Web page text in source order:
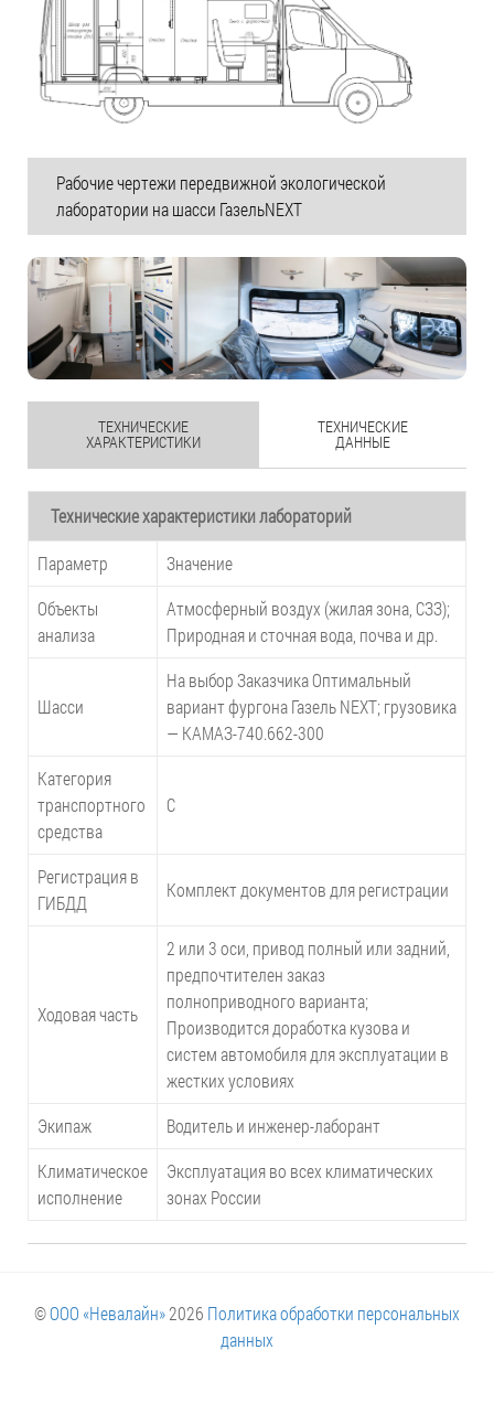
Рабочие чертежи передвижной экологической
лаборатории на шасси ГазельNEXT
ТЕХНИЧЕСКИЕ
ХАРАКТЕРИСТИКИ
ТЕХНИЧЕСКИЕ
ДАННЫЕ
Технические характеристики лабораторий
Параметр
Значение
Объекты
анализа
Атмосферный воздух (жилая зона, СЗЗ);
Природная и сточная вода, почва и др.
Шасси
На выбор Заказчика Оптимальный
вариант фургона Газель NEXT; грузовика
— КАМАЗ-740.662-300
Категория
транспортного
средства
C
Регистрация в
ГИБДД
Комплект документов для регистрации
Ходовая часть
2 или 3 оси, привод полный или задний,
предпочтителен заказ
полноприводного варианта;
Производится доработка кузова и
систем автомобиля для эксплуатации в
жестких условиях
Экипаж
Водитель и инженер-лаборант
Климатическое
исполнение
Эксплуатация во всех климатических
зонах России
©ООО «Невалайн»2026 Политика обработки персональных
данных